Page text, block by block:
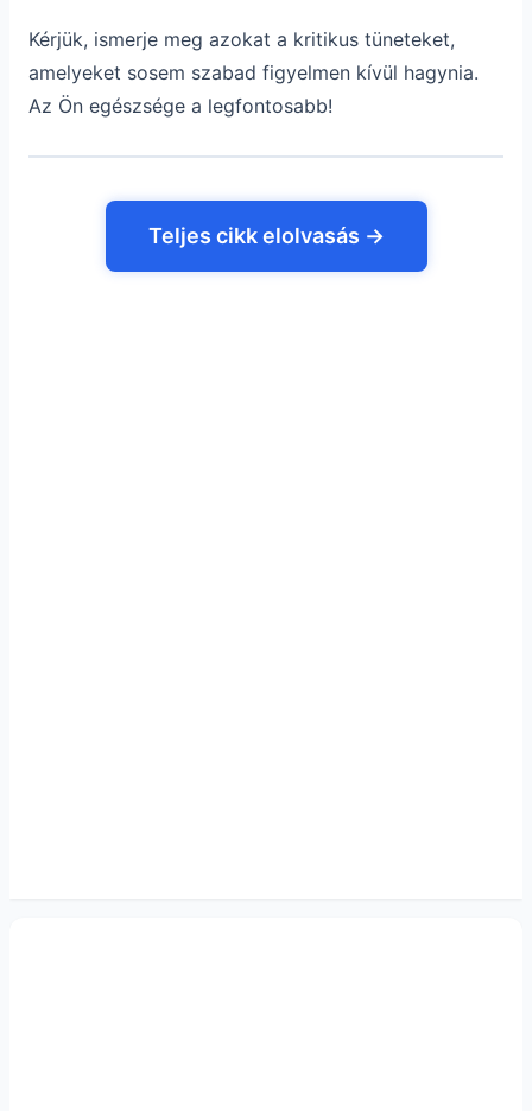
Kérjük, ismerje meg azokat a kritikus tüneteket,
amelyeket sosem szabad figyelmen kívül hagynia.
Az Ön egészsége a legfontosabb!
Teljes cikk elolvasás →